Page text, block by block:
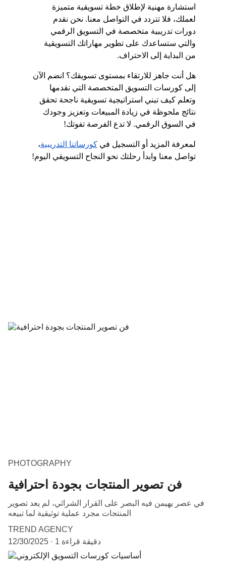
استشارة مهنية لإطلاق خطة تسويقية متميزة
لعملك، فلا تتردد في التواصل معنا. نحن نقدم
دورات تدريبية متخصصة في التسويق الرقمي
والتي ستساعدك على تطوير مهاراتك التسويقية
من البداية إلى الاحتراف.
هل أنت جاهز للارتقاء بمستوى تسويقك؟ انضم الآن
إلى كورسات التسويق المتخصصة التي نقدمها
وتعلم كيف تبني استراتيجية تسويقية ناجحة تحقق
نتائج ملحوظة في زيادة المبيعات وتعزيز وجودك
في السوق الرقمي. لا تدع الفرصة تفوتك!
لمعرفة المزيد أو التسجيل في كورساتنا التدريبية،
تواصل معنا وابدأ رحلتك نحو النجاح التسويقي اليوم!
PHOTOGRAPHY
فن تصوير المنتجات بجودة احترافية
في عصر يهيمن فيه البصر على القرار الشرائي، لم يعد تصوير
المنتجات مجرد عملية توثيقية لما تبيعه
TREND AGENCY
12/30/2025
1 دقيقة قراءة